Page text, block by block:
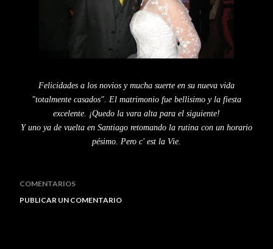
Felicidades a los novios y mucha suerte en su nueva vida
"totalmente casados". El matrimonio fue bellisimo y la fiesta
excelente. ¡Quedo la vara alta para el siguiente!
Y uno ya de vuelta en Santiago retomando la rutina con un horario
pésimo. Pero c' est la Vie.
COMENTARIOS
PUBLICAR UN COMENTARIO